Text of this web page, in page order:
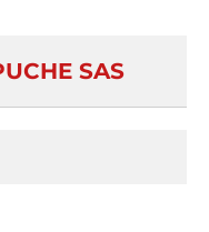
SAS